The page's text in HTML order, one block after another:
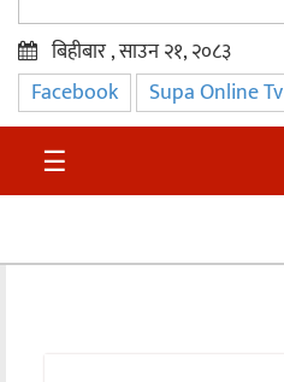
प्रमुख
समाचार
सुदुर
बिहीबार , साउन २१, २०८३
Facebook Supa Online Tv
☰